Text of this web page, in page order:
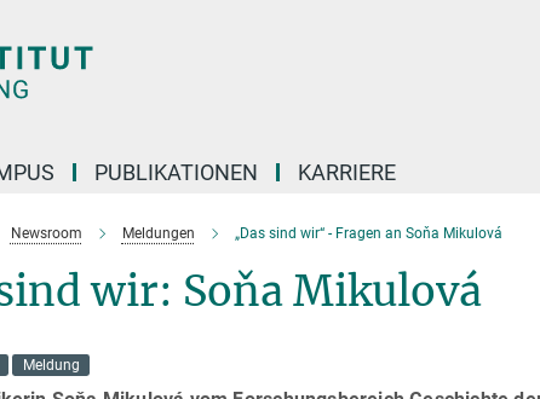
PUBLIKATIONEN KARRIERE
Newsroom Meldungen „Das sind wir“ - Fragen an Soňa Mikulová
wir: Soňa Mikulová
Meldung